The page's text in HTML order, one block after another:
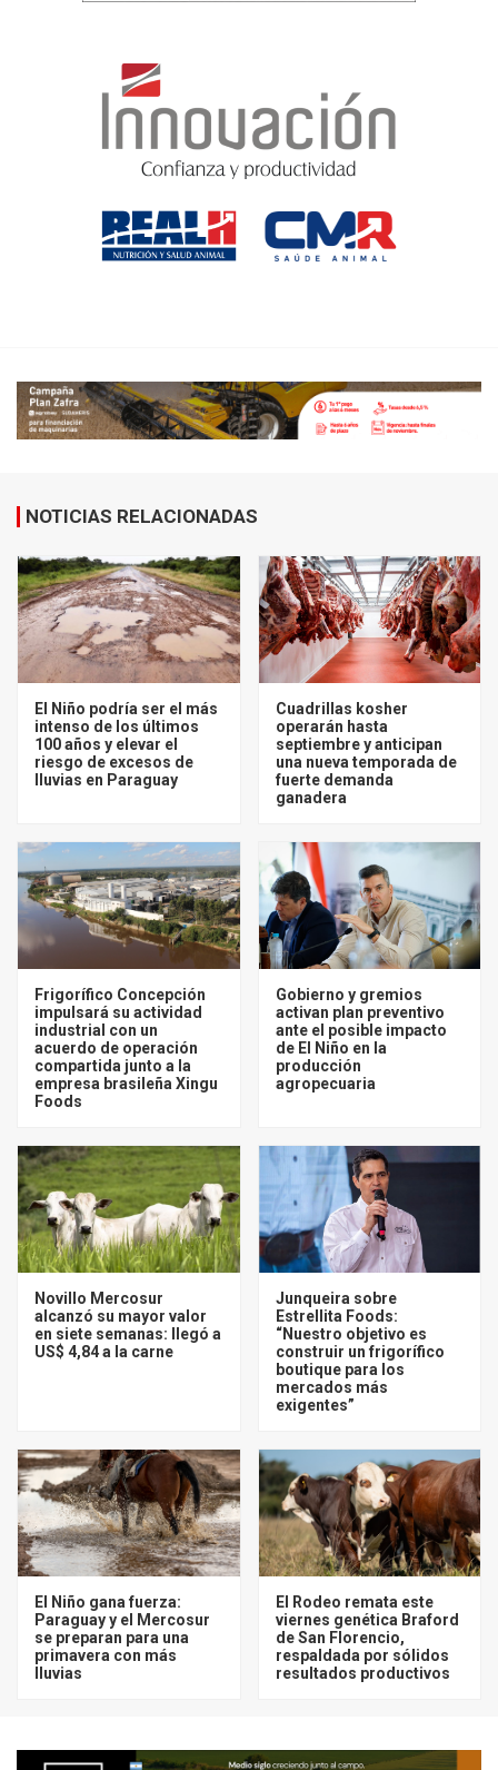
NOTICIAS RELACIONADAS
El Niño podría ser el más
intenso de los últimos
100 años y elevar el
riesgo de excesos de
lluvias en Paraguay
Cuadrillas kosher
operarán hasta
septiembre y anticipan
una nueva temporada de
fuerte demanda
ganadera
Frigorífico Concepción
impulsará su actividad
industrial con un
acuerdo de operación
compartida junto a la
empresa brasileña Xingu
Foods
Gobierno y gremios
activan plan preventivo
ante el posible impacto
de El Niño en la
producción
agropecuaria
Novillo Mercosur
alcanzó su mayor valor
en siete semanas: llegó a
US$ 4,84 a la carne
Junqueira sobre
Estrellita Foods:
“Nuestro objetivo es
construir un frigorífico
boutique para los
mercados más
exigentes”
El Niño gana fuerza:
Paraguay y el Mercosur
se preparan para una
primavera con más
lluvias
El Rodeo remata este
viernes genética Braford
de San Florencio,
respaldada por sólidos
resultados productivos